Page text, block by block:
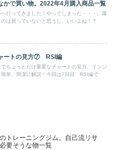
かで買い物。2022年4月購入商品一覧
行ってきました！やってしまった・・・。爆
は買っていないと思うし、いいよね！？
ートの見方⑦ RSI編
ちょっとだけ重要なチャートの見方、インジ
簡単、簡潔に解説！今回は7回目 RSI編で
トレーニングジム。自己流リサ
要そうな物一覧